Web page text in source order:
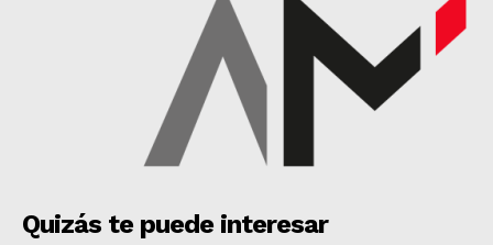
Quizás te puede interesar